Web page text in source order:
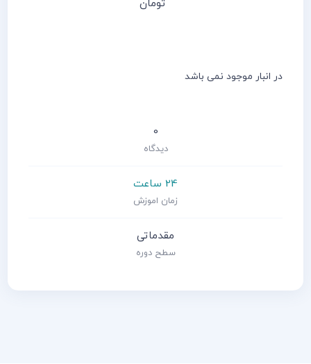
تومان
در انبار موجود نمی باشد
0
دیدگاه
24 ساعت
زمان اموزش
مقدماتی
سطح دوره